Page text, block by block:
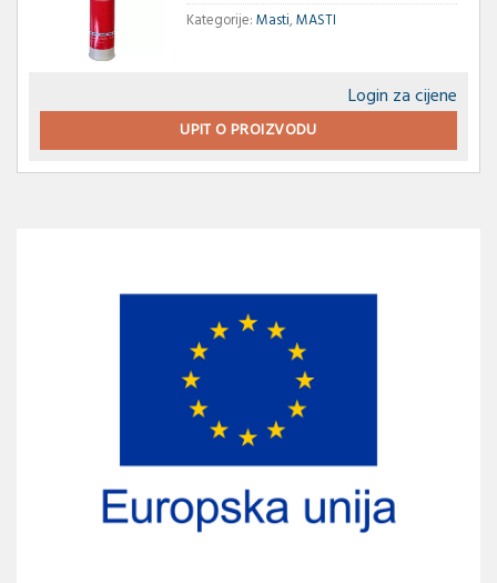
Kategorije:Masti,MASTI
Login za cijene
UPIT O PROIZVODU